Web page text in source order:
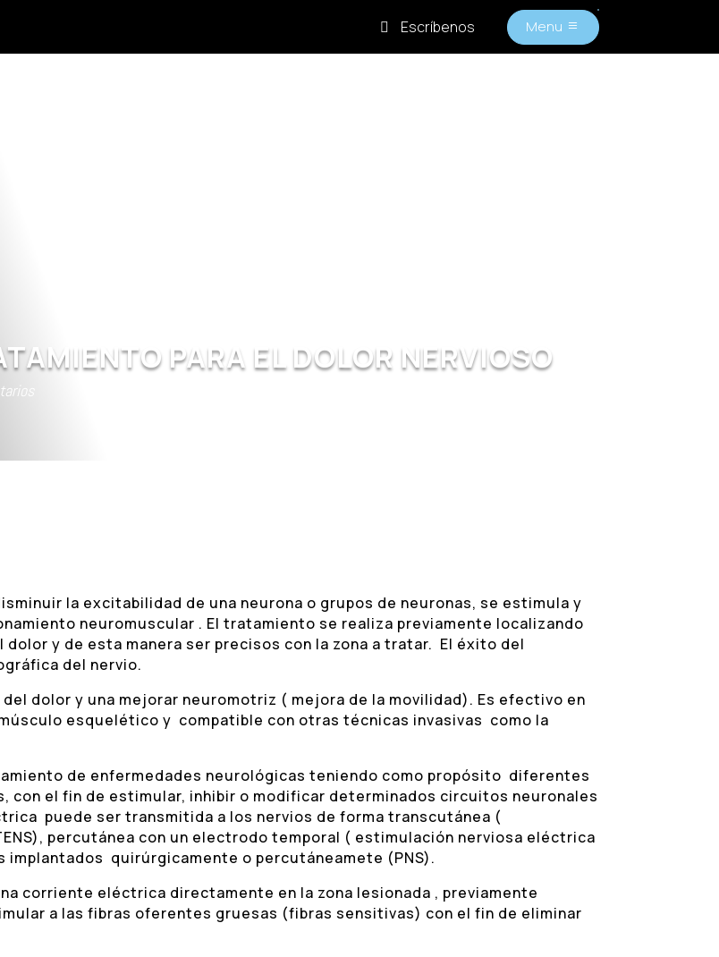
Escríbenos Menu
M
PARA EL DOLOR NERVIOSO
la excitabilidad de una neurona o grupos de neuronas, se estimula y
neuromuscular . El tratamiento se realiza previamente localizando
y de esta manera ser precisos con la zona a tratar. El éxito del
del nervio.
dolor y una mejorar neuromotriz ( mejora de la movilidad). Es efectivo en
esquelético y compatible con otras técnicas invasivas como la
de enfermedades neurológicas teniendo como propósito diferentes
con el fin de estimular, inhibir o modificar determinados circuitos neuronales
puede ser transmitida a los nervios de forma transcutánea (
percutánea con un electrodo temporal ( estimulación nerviosa eléctrica
implantados quirúrgicamente o percutáneamete (PNS).
corriente eléctrica directamente en la zona lesionada , previamente
a las fibras oferentes gruesas (fibras sensitivas) con el fin de eliminar